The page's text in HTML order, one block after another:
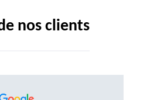
nos clients